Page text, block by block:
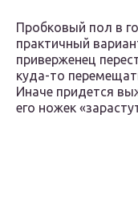
Пробковый пол в
практичный
приверженец
куда-то
Иначе придется
его ножек